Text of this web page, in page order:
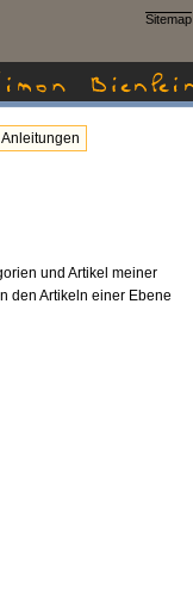
Sitemap
Anleitungen
und Artikel meiner
den Artikeln einer Ebene